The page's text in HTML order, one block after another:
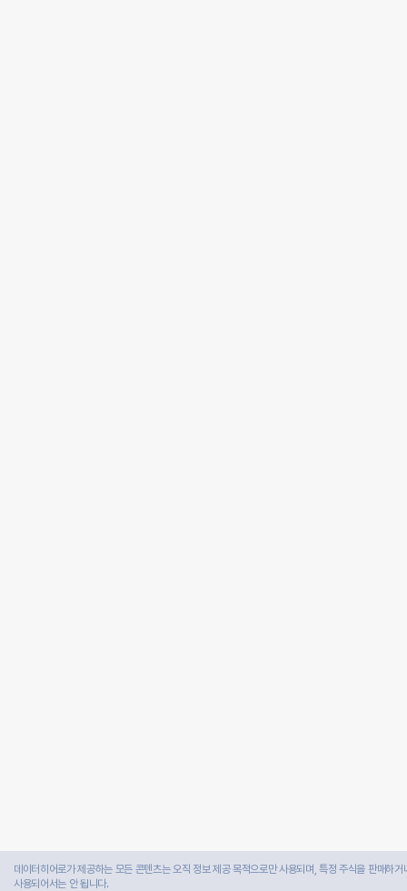
데이터히어로가 제공하는 모든 콘텐츠는 오직 정보 제공 목적으로만 사용되며, 특정 주식을 판매하
사용되어서는 안 됩니다.